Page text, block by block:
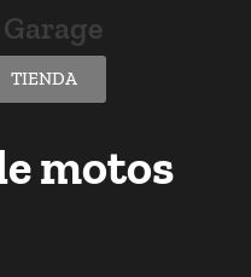
TIENDA
motos